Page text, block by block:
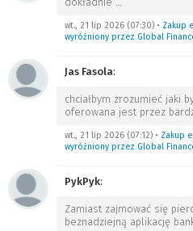
wt., 21 lip 2026 (07:30) • Zakup
wyróżniony przez Global
Jas Fasola:
chciałbym zrozumieć jaki
oferowana jest przez
wt., 21 lip 2026 (07:12) • Zakup
wyróżniony przez Global
PykPyk:
Zamiast zajmować się
beznadziejną aplikację